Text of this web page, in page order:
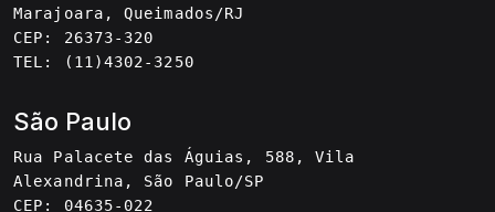
Marajoara, Queimados/RJ
CEP: 26373-320
TEL: (11)4302-3250
São Paulo
Rua Palacete das Águias, 588, Vila
Alexandrina, São Paulo/SP
CEP: 04635-022